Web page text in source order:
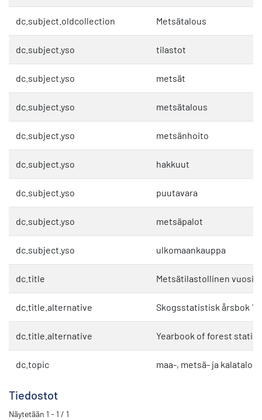
dc.subject.oldcollection Metsätalous
dc.subject.yso tilastot
dc.subject.yso metsät
dc.subject.yso metsätalous
dc.subject.yso metsänhoito
dc.subject.yso hakkuut
dc.subject.yso puutavara
dc.subject.yso metsäpalot
dc.subject.yso ulkomaankauppa
dc.title Metsätilastollinen
dc.title.alternative Skogsstatistisk årsbok
dc.title.alternative Yearbook of forest
dc.topic maa-, metsä- ja kalatalous
Tiedostot
Näytetään 1 - 1 / 1